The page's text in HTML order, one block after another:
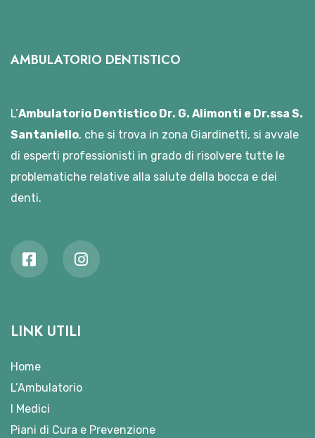
AMBULATORIO DENTISTICO
L’Ambulatorio Dentistico Dr. G. Alimonti e Dr.ssa S.
Santaniello, che si trova in zona Giardinetti, si avvale
di esperti professionisti in grado di risolvere tutte le
problematiche relative alla salute della bocca e dei
denti.
LINK UTILI
Home
L’Ambulatorio
I Medici
Piani di Cura e Prevenzione